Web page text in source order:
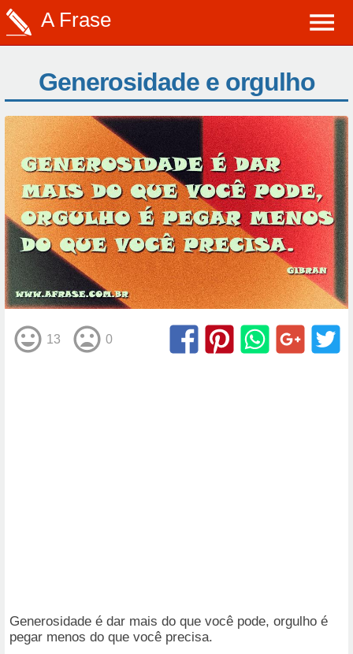
A Frase
Generosidade e orgulho
13 0
Generosidade é dar mais do que você pode, orgulho é
pegar menos do que você precisa.